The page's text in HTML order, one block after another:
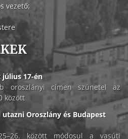
vezető:
július 17-én
oroszlányi címen szünetel az
között
Oroszlány és Budapest
között módosul a vasúti